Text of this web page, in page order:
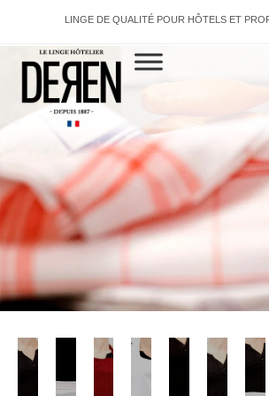
LINGE DE QUALITÉ POUR HÔTELS ET